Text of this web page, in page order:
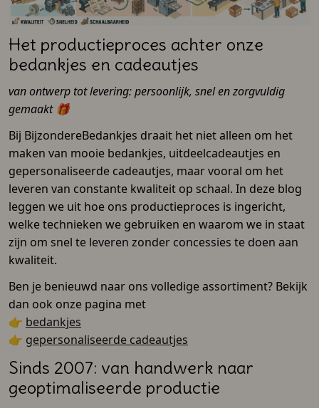
Het productieproces achter onze
bedankjes en cadeautjes
van ontwerp tot levering: persoonlijk, snel en zorgvuldig
gemaakt 🎁
Bij BijzondereBedankjes draait het niet alleen om het
maken van mooie bedankjes, uitdeelcadeautjes en
gepersonaliseerde cadeautjes, maar vooral om het
leveren van constante kwaliteit op schaal. In deze blog
leggen we uit hoe ons productieproces is ingericht,
welke technieken we gebruiken en waarom we in staat
zijn om snel te leveren zonder concessies te doen aan
kwaliteit.
Ben je benieuwd naar ons volledige assortiment? Bekijk
dan ook onze pagina met
👉 bedankjes
👉 gepersonaliseerde cadeautjes
Sinds 2007: van handwerk naar
geoptimaliseerde productie